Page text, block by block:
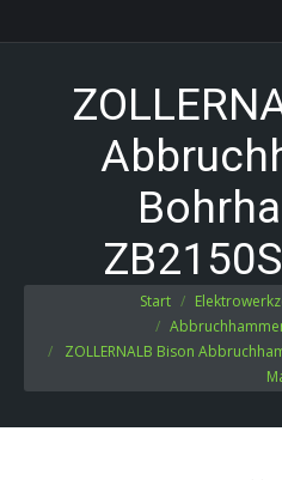
Sie befinden sich hier:
Start
ZOLLERNALB Bison